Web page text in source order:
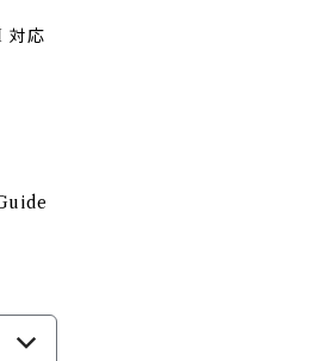
対応